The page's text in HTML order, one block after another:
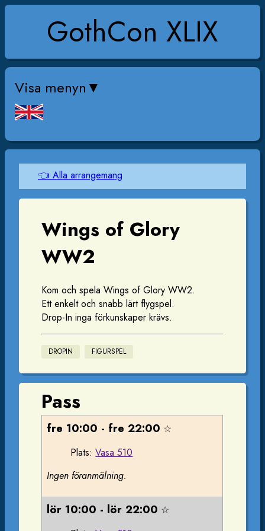
GothCon XLIX
Visa menyn
👈 Alla arrangemang
Wings of Glory
WW2
Kom och spela Wings of Glory WW2.
Ett enkelt och snabb lärt flygspel.
Drop-In inga förkunskaper krävs.
DROPIN FIGURSPEL
Pass
fre 10:00 - fre 22:00 ☆
Plats:Vasa 510
Ingen föranmälning.
lör 10:00 - lör 22:00 ☆